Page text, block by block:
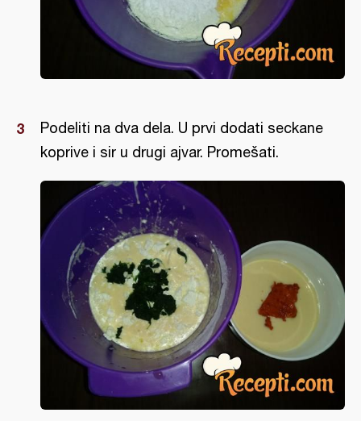
Podeliti na dva dela. U prvi dodati seckane
koprive i sir u drugi ajvar. Promešati.